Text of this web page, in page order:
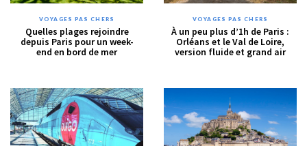
VOYAGES PAS CHERS
Quelles plages rejoindre
depuis Paris pour un week-
end en bord de mer
VOYAGES PAS CHERS
À un peu plus d’1h de Paris :
Orléans et le Val de Loire,
version fluide et grand air